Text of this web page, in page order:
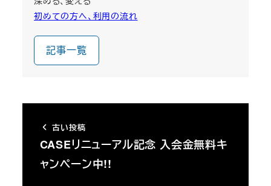
初めての方へ、利用の流れ
記事一覧
古い投稿
CASEリニューアル記念 入会金無料キ
ャンペーン中!!